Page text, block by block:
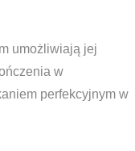
umożliwiają jej
w
perfekcyjnym w